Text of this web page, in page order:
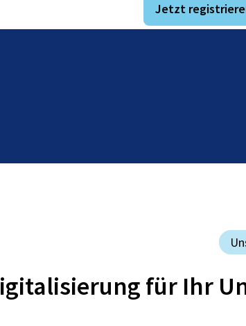
Jetzt
für Ihr